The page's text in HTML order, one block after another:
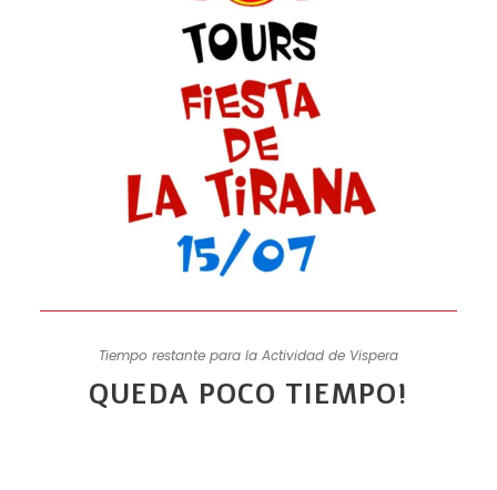
Tiempo restante para la Actividad de Vispera
QUEDA POCO TIEMPO!